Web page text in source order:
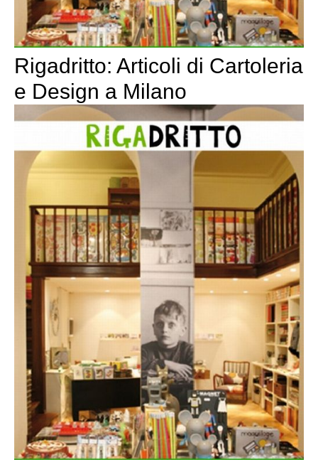
Rigadritto: Articoli di Cartoleria
e Design a Milano